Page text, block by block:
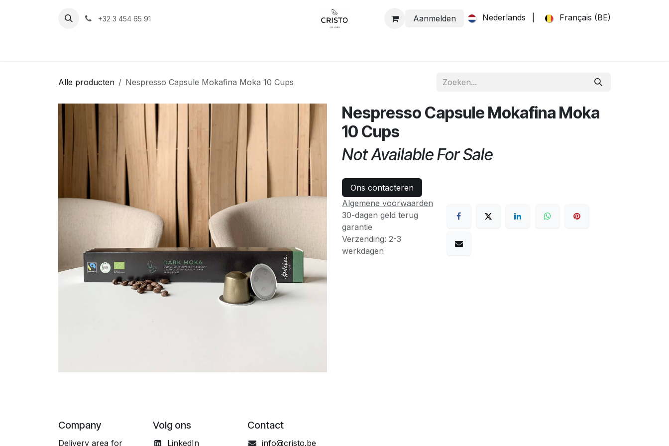
+32 3 454 65 91‬ Aanmelden Nederlands Français (BE)
Alle producten Nespresso Capsule Mokafina Moka 10 Cups
Nespresso Capsule Mokafina Moka
10 Cups
Not Available For Sale
Ons contacteren
Algemene voorwaarden
30-dagen geld terug
garantie
Verzending: 2-3
werkdagen
Company
Delivery area for
Volg ons
LinkedIn
Contact
info@cristo.be